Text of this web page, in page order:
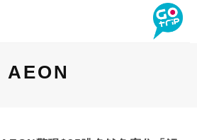
AEON